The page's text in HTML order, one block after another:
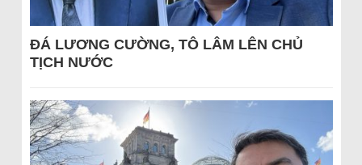
ĐÁ LƯƠNG CƯỜNG, TÔ LÂM LÊN CHỦ
TỊCH NƯỚC